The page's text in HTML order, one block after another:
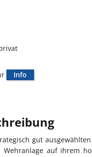
Info
gut
auf ihrem